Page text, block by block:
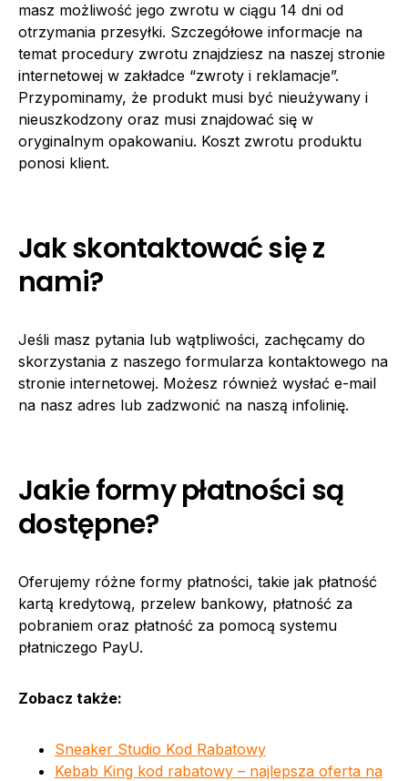
masz możliwość jego zwrotu w ciągu 14 dni od
otrzymania przesyłki. Szczegółowe informacje na
temat procedury zwrotu znajdziesz na naszej stronie
internetowej w zakładce “zwroty i reklamacje”.
Przypominamy, że produkt musi być nieużywany i
nieuszkodzony oraz musi znajdować się w
oryginalnym opakowaniu. Koszt zwrotu produktu
ponosi klient.
Jak skontaktować się z
nami?
Jeśli masz pytania lub wątpliwości, zachęcamy do
skorzystania z naszego formularza kontaktowego na
stronie internetowej. Możesz również wysłać e-mail
na nasz adres lub zadzwonić na naszą infolinię.
Jakie formy płatności są
dostępne?
Oferujemy różne formy płatności, takie jak płatność
kartą kredytową, przelew bankowy, płatność za
pobraniem oraz płatność za pomocą systemu
płatniczego PayU.
Zobacz także:
Sneaker Studio Kod Rabatowy
Kebab King kod rabatowy – najlepsza oferta na